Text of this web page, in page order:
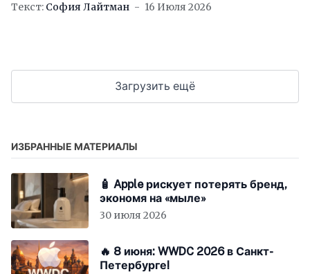
Текст: София Лайтман 16 Июля 2026
Загрузить ещё
ИЗБРАННЫЕ МАТЕРИАЛЫ
🧴 Apple рискует потерять бренд,
экономя на «мыле»
30 июля 2026
🔥 8 июня: WWDC 2026 в Санкт-
Петербурге!